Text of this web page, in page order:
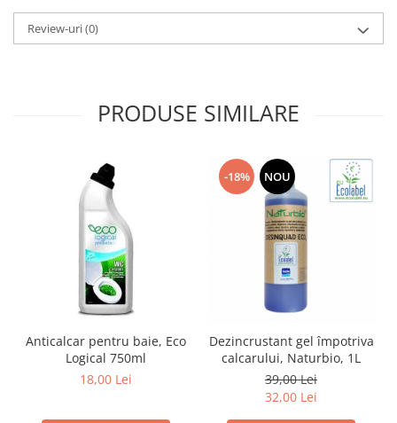
Review-uri(0)
PRODUSE SIMILARE
Anticalcar pentru baie, Eco
Logical 750ml
18,00 Lei
-18% NOU
Dezincrustant gel împotriva
calcarului, Naturbio, 1L
39,00 Lei
32,00 Lei